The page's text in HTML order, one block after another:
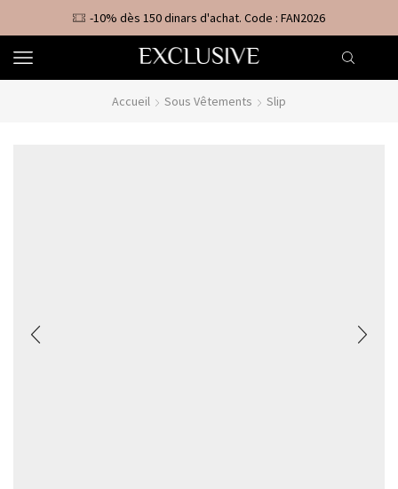
-10% dès 150 dinars d'achat. Code : FAN2026
Accueil Sous Vêtements Slip